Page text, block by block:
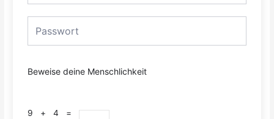
Beweise deine Menschlichkeit
9 + 4 =